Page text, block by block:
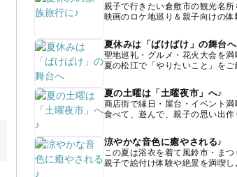
親子で行きたい倉敷市の観光名所
映画のロケ地巡り＆親子向けの体
夏休みは「ばけばけ」の舞台へ
聖地巡礼・グルメ・花火大会を満
夏の松江で「やりたいこと」をご
夏の土曜は「土曜夜市」へ♪
商店街で縁日・屋台・イベント満
食べて、遊んで、親子の思い出作
涼やかな音色に癒やされる♪
この夏は浴衣を着て風鈴市・まつ
親子で絵付け体験や絶景を満喫し